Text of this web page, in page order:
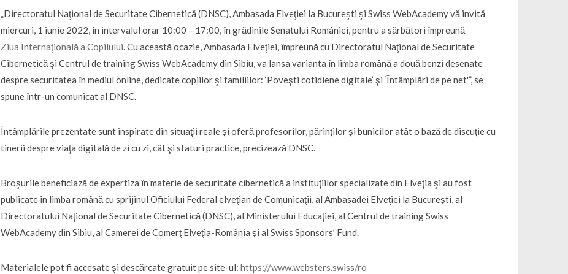
„Directoratul Naţional de Securitate Cibernetică (DNSC), Ambasada Elveţiei la Bucureşti şi Swiss WebAcademy vă invită
miercuri, 1 iunie 2022, în intervalul orar 10:00 – 17:00, în grădinile Senatului României, pentru a sărbători împreună
Ziua Internaţională a Copilului. Cu această ocazie, Ambasada Elveţiei, împreună cu Directoratul Naţional de Securitate
Cibernetică şi Centrul de training Swiss WebAcademy din Sibiu, va lansa varianta în limba română a două benzi desenate
despre securitatea în mediul online, dedicate copiilor şi familiilor: ‘Poveşti cotidiene digitale’ şi ‘Întâmplări de pe net'”, se
spune într-un comunicat al DNSC.
Întâmplările prezentate sunt inspirate din situaţii reale şi oferă profesorilor, părinţilor şi bunicilor atât o bază de discuţie cu
tinerii despre viaţa digitală de zi cu zi, cât şi sfaturi practice, precizează DNSC.
Broşurile beneficiază de expertiza în materie de securitate cibernetică a instituţiilor specializate din Elveţia şi au fost
publicate în limba română cu sprijinul Oficiului Federal elveţian de Comunicaţii, al Ambasadei Elveţiei la Bucureşti, al
Directoratului Naţional de Securitate Cibernetică (DNSC), al Ministerului Educaţiei, al Centrul de training Swiss
WebAcademy din Sibiu, al Camerei de Comerţ Elveţia-România şi al Swiss Sponsors’ Fund.
Materialele pot fi accesate şi descărcate gratuit pe site-ul:https://www.websters.swiss/ro